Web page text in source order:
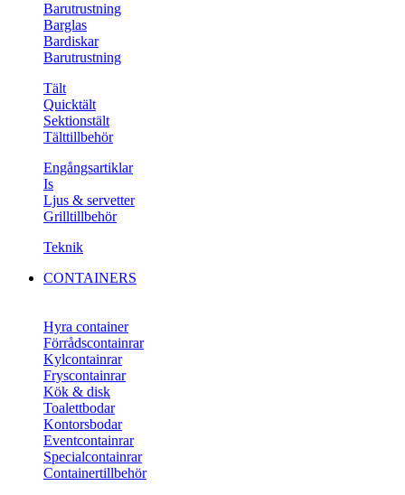
Barutrustning
Barglas
Bardiskar
Barutrustning
Tält
Quicktält
Sektionstält
Tälttillbehör
Engångsartiklar
Is
Ljus & servetter
Grilltillbehör
Teknik
CONTAINERS
Hyra container
Förrådscontainrar
Kylcontainrar
Fryscontainrar
Kök & disk
Toalettbodar
Kontorsbodar
Eventcontainrar
Specialcontainrar
Containertillbehör